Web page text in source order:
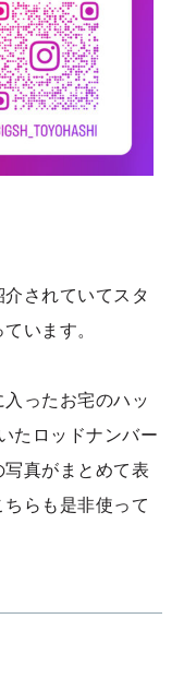
されていてスタ
います。
ったお宅のハッ
たロッドナンバー
真がまとめて表
らも是非使って